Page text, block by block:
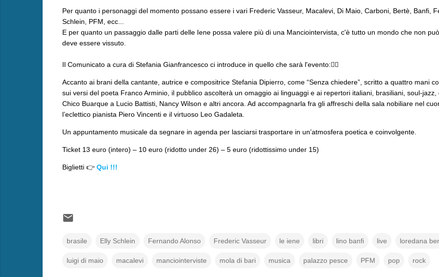
Per quanto i personaggi del momento possano essere i vari Frederic Vasseur, Macalevi, Di Maio, Carboni, Bertè, Banfi,
Schlein, PFM, ecc...
E per quanto un passaggio dalle parti delle Iene possa valere più di una Manciointervista, c'è tutto un mondo che non
deve essere vissuto.
Il Comunicato a cura di Stefania Gianfrancesco ci introduce in quello che sarà l'evento:👇🏻
Accanto ai brani della cantante, autrice e compositrice Stefania Dipierro, come “Senza chiedere”, scritto a quattro mani
sui versi del poeta Franco Arminio, il pubblico ascolterà un omaggio ai linguaggi e ai repertori italiani, brasiliani, soul-
Chico Buarque a Lucio Battisti, Nancy Wilson e altri ancora. Ad accompagnarla fra gli affreschi della sala nobiliare nel
l’eclettico pianista Piero Vincenti e il virtuoso Leo Gadaleta.
Un appuntamento musicale da segnare in agenda per lasciarsi trasportare in un’atmosfera poetica e coinvolgente.
Ticket 13 euro (intero) – 10 euro (ridotto under 26) – 5 euro (ridottissimo under 15)
Biglietti 👉 Qui !!!
brasile Elly Schlein Fernando Alonso Frederic Vasseur le iene libri lino banfi live loredana
luigi di maio macalevi manciointerviste mola di bari musica palazzo pesce PFM pop rock